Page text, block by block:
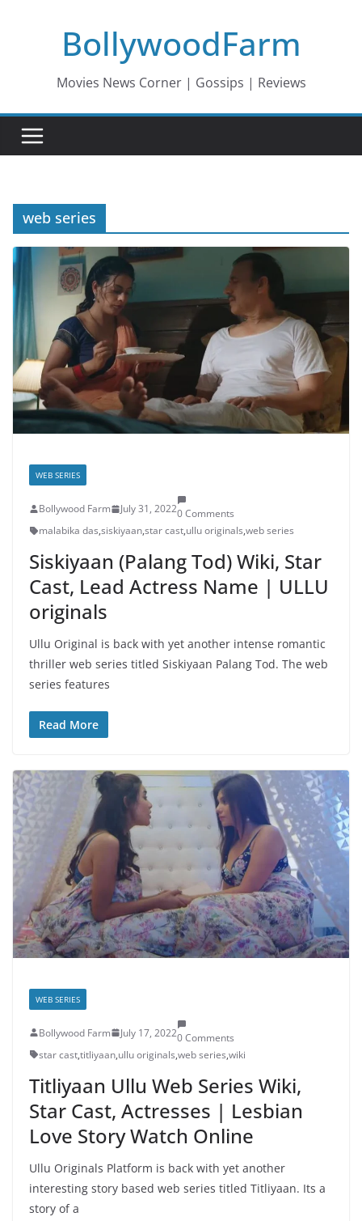
BollywoodFarm
Movies News Corner | Gossips | Reviews
web series
WEB SERIES
Bollywood Farm July 31, 20220 Comments
malabika das,siskiyaan,star cast,ullu originals,web series
Siskiyaan (Palang Tod) Wiki, Star
Cast, Lead Actress Name | ULLU
originals
Ullu Original is back with yet another intense romantic
thriller web series titled Siskiyaan Palang Tod. The web
series features
Read More
WEB SERIES
Bollywood Farm July 17, 20220 Comments
star cast,titliyaan,ullu originals,web series,wiki
Titliyaan Ullu Web Series Wiki,
Star Cast, Actresses | Lesbian
Love Story Watch Online
Ullu Originals Platform is back with yet another
interesting story based web series titled Titliyaan. Its a
story of a